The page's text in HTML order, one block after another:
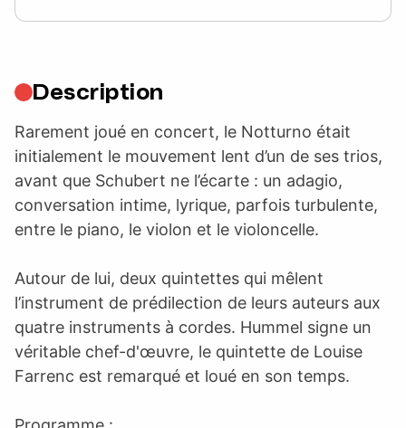
Description
Rarement joué en concert, le Notturno était
initialement le mouvement lent d’un de ses trios,
avant que Schubert ne l’écarte : un adagio,
conversation intime, lyrique, parfois turbulente,
entre le piano, le violon et le violoncelle.
Autour de lui, deux quintettes qui mêlent
l’instrument de prédilection de leurs auteurs aux
quatre instruments à cordes. Hummel signe un
véritable chef-d'œuvre, le quintette de Louise
Farrenc est remarqué et loué en son temps.